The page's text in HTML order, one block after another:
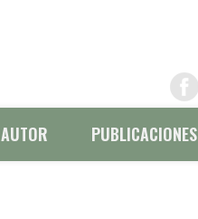
AUTOR PUBLICACIONES